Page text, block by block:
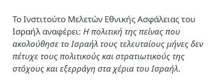
Το Ινστιτούτο Μελετών Εθνικής Ασφάλειας του
Ισραήλ αναφέρει: Η πολιτική της πείνας που
ακολούθησε το Ισραήλ τους τελευταίους μήνες δεν
πέτυχε τους πολιτικούς και στρατιωτικούς της
στόχους και εξερράγη στα χέρια του Ισραήλ.